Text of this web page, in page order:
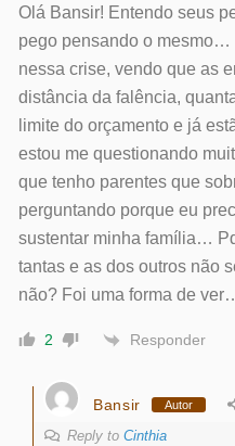
Olá Bansir! Entendo seus
pego pensando o mesmo…
nessa crise, vendo que as
distância da falência,
limite do orçamento e já
estou me questionando
que tenho parentes que
perguntando porque eu
sustentar minha família…
tantas e as dos outros não
não? Foi uma forma de ver
2 Responder
Bansir Autor
Reply to Cinthia